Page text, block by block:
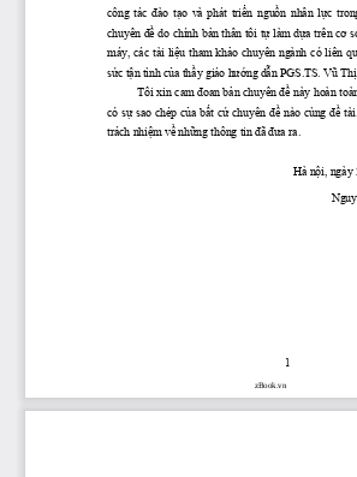
1
công  tác đào tạo
  và  phát
triển nguồn
  nhân
lực
chuyên đề do chính bản thân tôi tự làm dựa trên cơ
máy, các tài liệu tham khảo chuyên ngành có liên
sức tận tình của thầy giáo hướng dẫn PGS.TS. Vũ Thị
Tôi xin cam đoan bản chuyên đề này hoàn
có sự sao chép của bất cứ chuyên đề nào cùng đề tài.
trách nhiệm về những thông tin đã đưa ra.
Hà nội, ngày
zBook.vn